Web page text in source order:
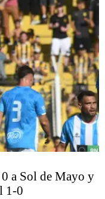
a Sol de Mayo y
1-0